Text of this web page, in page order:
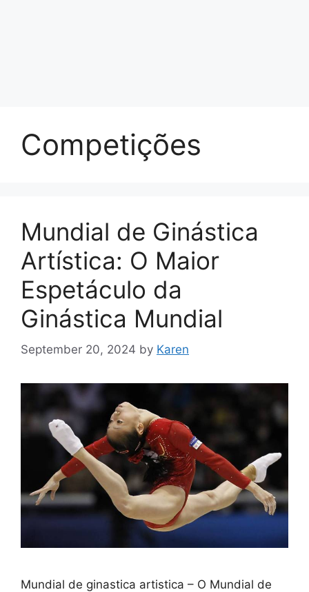
Competições
Mundial de Ginástica
Artística: O Maior
Espetáculo da
Ginástica Mundial
September 20, 2024 by Karen
Mundial de ginastica artistica – O Mundial de